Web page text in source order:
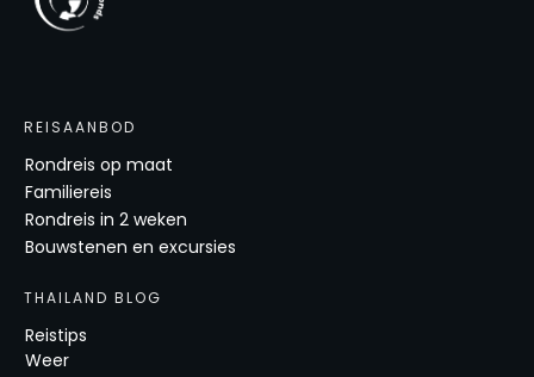
REISAANBOD
Rondreis op maat
Familiereis
Rondreis in 2 weken
Bouwstenen en excursies
THAILAND BLOG
Reistips
Weer